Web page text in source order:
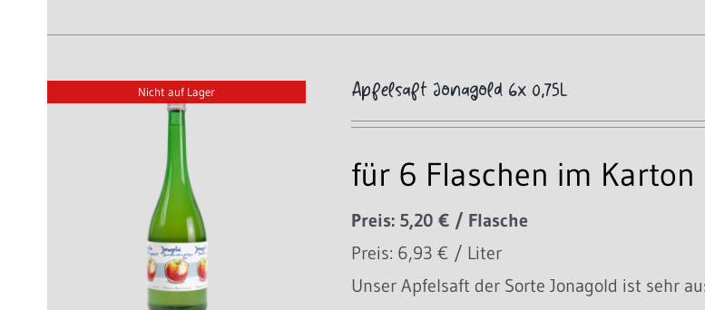
Nicht auf Lager Apfelsaft Jonagold 6x 0,75L
für 6 Flaschen im Karton
Preis: 5,20 € / Flasche
Preis: 6,93 € / Liter
Unser Apfelsaft der Sorte Jonagold ist sehr